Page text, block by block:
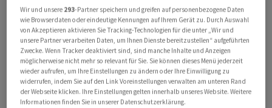
«Der Dax befindet sich mitten in einer technischen
Erholung, und es muss sich erst noch zeigen, ob die
Arbeitsmarktdaten am Mittwoch und die
Inflationszahlen am Freitag aus den USA ausreichen, um
den Widerstand bei 25.000 Punkten nach oben zu
durchbrechen», schrieb am Morgen Experte Jochen
Wir und unsere 293-Partner speichern und greifen auf personenbezogene Daten
wie Browserdaten oder eindeutige Kennungen auf Ihrem Gerät zu. Durch Auswahl
von Akzeptieren aktivieren Sie Tracking-Technologien für die unter „Wir und
unsere Partner verarbeiten Daten, um Ihnen Dienste bereitzustellen“ aufgeführten
Zwecke. Wenn Tracker deaktiviert sind, sind manche Inhalte und Anzeigen
möglicherweise nicht mehr so relevant für Sie. Sie können dieses Menü jederzeit
wieder aufrufen, um Ihre Einstellungen zu ändern oder Ihre Einwilligung zu
widerrufen, indem Sie auf den Link Voreinstellungen verwalten am unteren Rand
der Webseite klicken. Ihre Einstellungen gelten innerhalb unseres Website. Weitere
Informationen finden Sie in unserer Datenschutzerklärung.